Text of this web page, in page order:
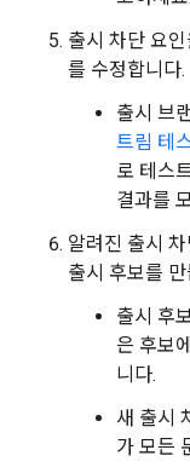
출시 차단 요
를 수정합니다.
출시 브
트림 테
로 테스
결과를
알려진 출시
출시 후보를 만
출시 후
은 후보
니다.
새 출시
가 모든